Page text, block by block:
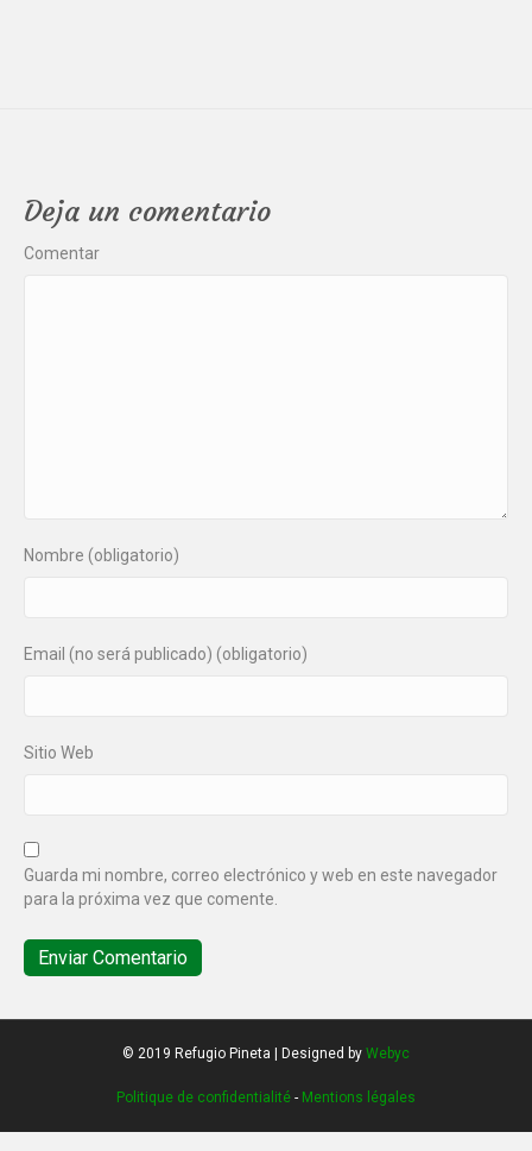
Deja un comentario
Comentar
Nombre (obligatorio)
Email (no será publicado) (obligatorio)
Sitio Web
Guarda mi nombre, correo electrónico y web en este navegador
para la próxima vez que comente.
© 2019 Refugio Pineta | Designed by Webyc
Politique de confidentialité - Mentions légales